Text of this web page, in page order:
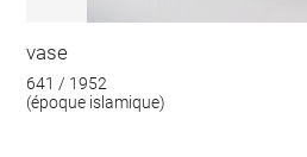
vase
641 / 1952
(époque islamique)